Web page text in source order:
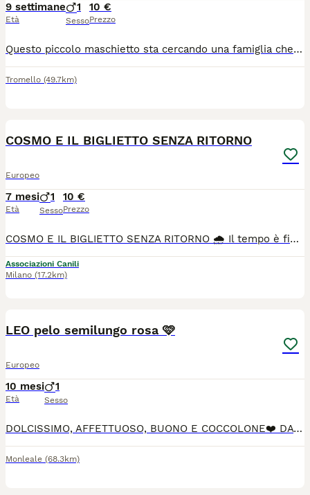
9 settimane
Età
1
Sesso
10 €
Prezzo
Questo piccolo maschietto sta cercando una famiglia che l'ho ami per sempre. Il gattino e stato gia spulciato e sverminato, mangia in autonomia e sta usando benissimo la lettiera. Si trova a Dorno in provincia di Pavia. Per chi fosse interessato mi contatti al cellulare o via WhatsApp. Nicoletta 3338361639.
Tromello (49.7km)
COSMO E IL BIGLIETTO SENZA RITORNO
Europeo
7 mesi
Età
1
Sesso
10 €
Prezzo
COSMO E IL BIGLIETTO SENZA RITORNO 🌧️ Il tempo è finito… ma #Cosmo non lo sa. Lui continua a giocare, a rincorrere le ombre sul muro come in un cartone animato, con i suoi occhioni pieni di sogni😔 Per Cosmo, il suo papà è tutto il suo mondo. È la sua casa, il suo rifugio, la sua avventura preferita. Ma presto… quel mondo cambierà per sempre. 🌍✈️ Il suo papà deve partire, molto lontano, fino in Corea e Cosmo non potrà seguirlo. È come quando nei cartoni il piccolo eroe resta indietro… e non capisce perché. 😞 Cosmo è ancora un gattino giovane, ama correre, giocare, fare le fusa e stare vicino a chi ama. 🐱💛 Dolce e affettuoso, sogna solo una cosa: una famiglia che non lo lasci mai più. Forse una casa dove c’è già un altro micino, così da non sentirsi mai solo e continuare a vivere le sue piccole avventure ogni giorno.✨ Cosmo verrà affidato sterilizzato. Adesso la sua storia sembra un po’ triste… ma tu puoi trasformarla in un finale felice, come nei cartoons più belli💫 『••✎••』 ☎️𝗖𝗢𝗡𝗧𝗔𝗧𝗧𝗜 𝗪𝗛𝗔𝗧𝗦𝗔𝗣𝗣 𝗥𝗼𝗯 > 𝟯𝟵𝟮 𝟰𝟭𝟮𝟵𝟳𝟵𝟬 𝗟𝗼𝗿𝘆 > 𝟯𝟳𝟬 𝟯𝟬𝟬𝟰𝟬𝟭𝟬 🅒🅞🅝🅓🅘🅥🅘🅓🅘🅐🅜🅞 ☎️𝗖𝗢𝗡𝗧𝗔𝗧𝗧𝗜 𝗪𝗛𝗔𝗧𝗦𝗔𝗣𝗣 𝗟𝗼𝗿𝘆 > 𝟯𝟳𝟬 𝟯𝟬𝟬𝟰𝟬𝟭𝟬 👉 Scrivici specificando: Nome del micio, città, piano della casa e se è già in sicurezza (reti/protezioni) 📍Si affida a Milano, #Monza, #Lodi, #Bergamo, #Como, #Pavia,
Associazioni Canili
Milano (17.2km)
LEO pelo semilungo rosa 🩷
Europeo
10 mesi
Età
1
Sesso
DOLCISSIMO, AFFETTUOSO, BUONO E COCCOLONE❤️ DA DUE MESI E' CHIUSO IN UNA STANZA IN ATTESA DI UN'ADOZIONE CHE...PURTROPPO ANCORA NON ARRIVA😿 PER ADOZIONE INVIARE MESSAGGIO DI PRESENTAZIONE AL 370 - 3004010 (no telefonate). RICHIESTA CASA SENZA GIARDINO CON ZANZARIERE ALLE FINESTRE E BALCONI CON PROTEZIONI ANTICADUTA.
Monleale (68.3km)